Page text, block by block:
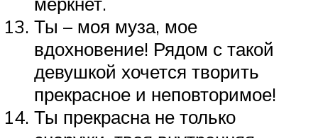
Ты – моя муза, мое
вдохновение! Рядом с такой
девушкой хочется творить
прекрасное и неповторимое!
Ты прекрасна не только